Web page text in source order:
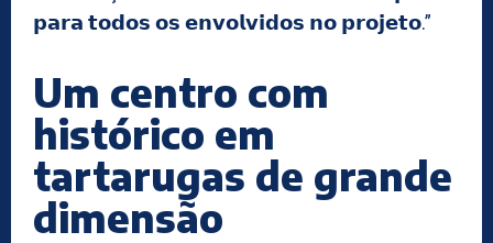
𝗽𝗮𝗿𝗮 𝘁𝗼𝗱𝗼𝘀 𝗼𝘀 𝗲𝗻𝘃𝗼𝗹𝘃𝗶𝗱𝗼𝘀 𝗻𝗼 𝗽𝗿𝗼𝗷𝗲𝘁𝗼.”
Um centro com
histórico em
tartarugas de grande
dimensão